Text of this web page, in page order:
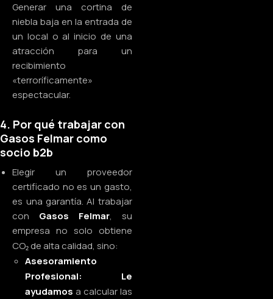
Generar una cortina de
niebla baja en la entrada de
un local o al inicio de una
atracción para un
recibimiento
«terroríficamente»
espectacular.
4. Por qué trabajar con
Gasos Felmar como
socio b2b
Elegir un proveedor
certificado no es un gasto,
es una garantía. Al trabajar
con Gasos Felmar, su
empresa no solo obtiene
CO₂ de alta calidad, sino:
Asesoramiento
Profesional:
Le
ayudamos a calcular las